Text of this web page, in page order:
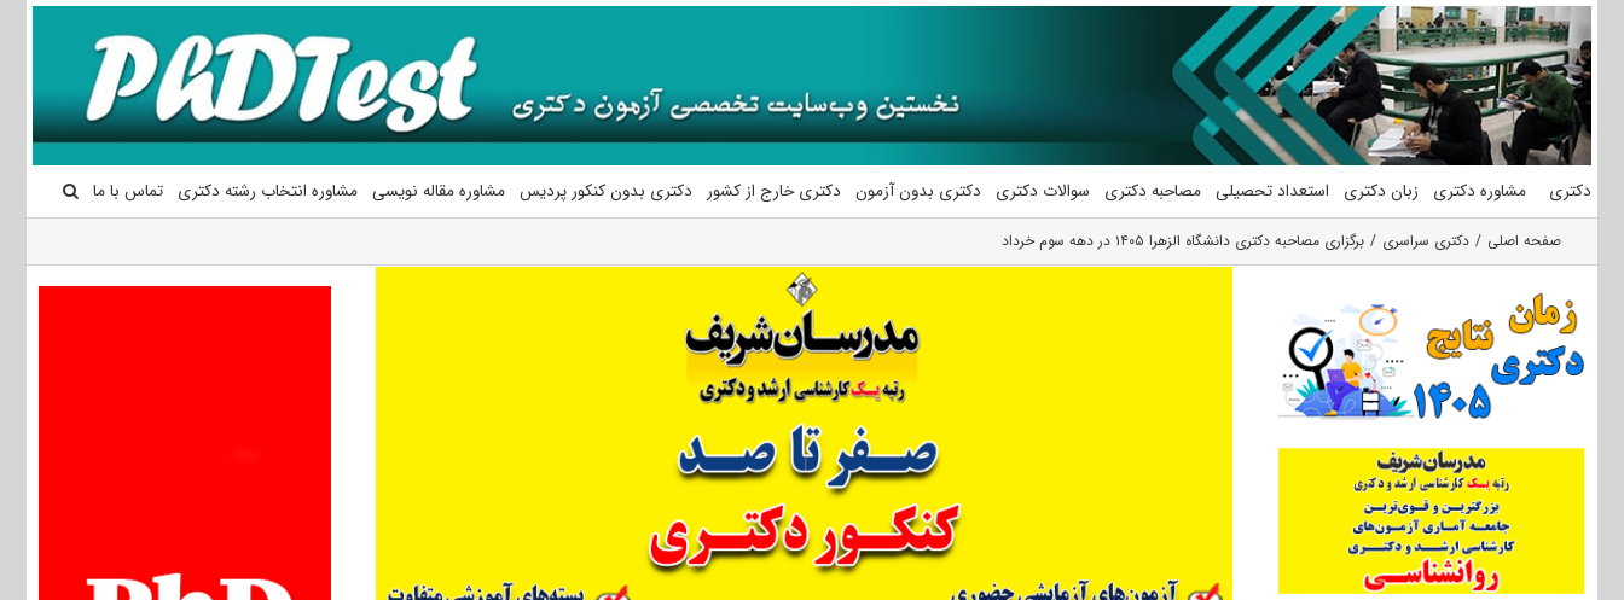
محتوا
دکتری مشاوره دکتری زبان دکتری استعداد تحصیلی مصاحبه دکتری سوالات دکتری دکتری بدون آزمون دکتری خارج از کشور دکتری بدون کنکور پردیس مشاوره مقاله نویسی مشاوره انتخاب رشته دکتری تماس با ما
صفحه اصلی دکتری سراسری برگزاری مصاحبه دکتری دانشگاه الزهرا ۱۴۰۵ در دهه سوم خرداد